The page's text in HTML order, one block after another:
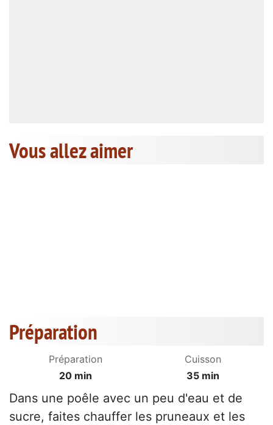
Vous allez aimer
Préparation
Préparation
20 min
Cuisson
35 min
Dans une poêle avec un peu d'eau et de
sucre, faites chauffer les pruneaux et les